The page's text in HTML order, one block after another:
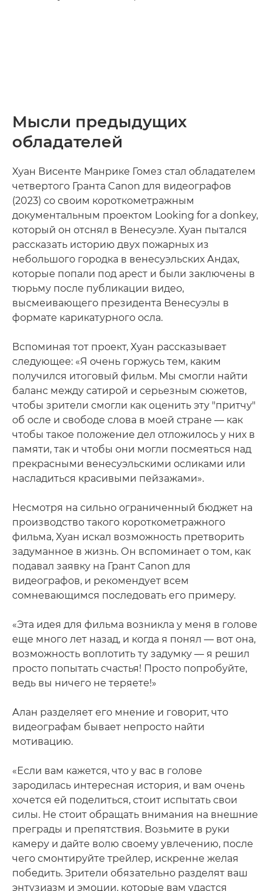
Мысли предыдущих
обладателей
Хуан Висенте Манрике Гомез стал обладателем
четвертого Гранта Canon для видеографов
(2023) со своим короткометражным
документальным проектом Looking for a donkey,
который он отснял в Венесуэле. Хуан пытался
рассказать историю двух пожарных из
небольшого городка в венесуэльских Андах,
которые попали под арест и были заключены в
тюрьму после публикации видео,
высмеивающего президента Венесуэлы в
формате карикатурного осла.
Вспоминая тот проект, Хуан рассказывает
следующее: «Я очень горжусь тем, каким
получился итоговый фильм. Мы смогли найти
баланс между сатирой и серьезным сюжетов,
чтобы зрители смогли как оценить эту "притчу"
об осле и свободе слова в моей стране — как
чтобы такое положение дел отложилось у них в
памяти, так и чтобы они могли посмеяться над
прекрасными венесуэльскими осликами или
насладиться красивыми пейзажами».
Несмотря на сильно ограниченный бюджет на
производство такого короткометражного
фильма, Хуан искал возможность претворить
задуманное в жизнь. Он вспоминает о том, как
подавал заявку на Грант Canon для
видеографов, и рекомендует всем
сомневающимся последовать его примеру.
«Эта идея для фильма возникла у меня в голове
еще много лет назад, и когда я понял — вот она,
возможность воплотить ту задумку — я решил
просто попытать счастья! Просто попробуйте,
ведь вы ничего не теряете!»
Алан разделяет его мнение и говорит, что
видеографам бывает непросто найти
мотивацию.
«Если вам кажется, что у вас в голове
зародилась интересная история, и вам очень
хочется ей поделиться, стоит испытать свои
силы. Не стоит обращать внимания на внешние
преграды и препятствия. Возьмите в руки
камеру и дайте волю своему увлечению, после
чего смонтируйте трейлер, искренне желая
победить. Зрители обязательно разделят ваш
энтузиазм и эмоции, которые вам удастся